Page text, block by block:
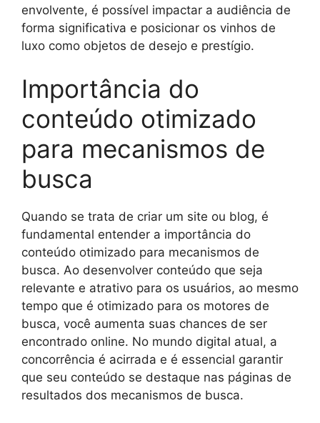
envolvente, é possível impactar a audiência de
forma significativa e posicionar os vinhos de
luxo como objetos de desejo e prestígio.
Importância do
conteúdo otimizado
para mecanismos de
busca
Quando se trata de criar um site ou blog, é
fundamental entender a importância do
conteúdo otimizado para mecanismos de
busca. Ao desenvolver conteúdo que seja
relevante e atrativo para os usuários, ao mesmo
tempo que é otimizado para os motores de
busca, você aumenta suas chances de ser
encontrado online. No mundo digital atual, a
concorrência é acirrada e é essencial garantir
que seu conteúdo se destaque nas páginas de
resultados dos mecanismos de busca.